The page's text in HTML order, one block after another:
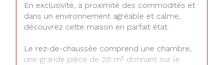
En exclusivité, à proximité des commodités et
dans un environnement agréable et calme,
découvrez cette maison en parfait état.
Le rez-de-chaussée comprend une chambre,
une grande pièce de 20 m² donnant sur le